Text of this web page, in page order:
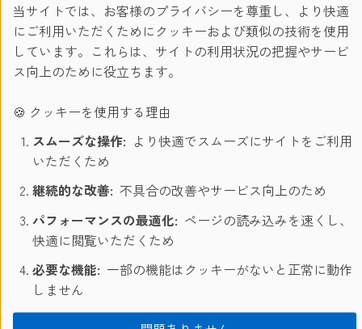
関の便利さを利用し、どこへでも簡単にアクセスできま
す。また、学校から2ブロック先にあるヤングストリートは
世界一長い道としてギネスブックにも載っています。イー
トン・センター、エアカナダ・センター、ハーバーフロン
ジカル、コンサートなどを楽しめるでしょう。
＜トロント校 夏休み留学費用＞
費用に含まれるもの：入学金、英語コース（スタンダードコース）、宿泊手数
料、ホームステイ2人部屋滞在費、食事２食付き、空港送迎費（往復）
当サイトでは、お客様のプライバシーを尊重し、より快適
にご利用いただくためにクッキーおよび類似の技術を使用
しています。これらは、サイトの利用状況の把握やサービ
ス向上のために役立ちます。
🍪 クッキーを使用する理由
スムーズな操作: より快適でスムーズにサイトをご利用
いただくため
継続的な改善: 不具合の改善やサービス向上のため
パフォーマンスの最適化: ページの読み込みを速くし、
快適に閲覧いただくため
必要な機能: 一部の機能はクッキーがないと正常に動作
しません